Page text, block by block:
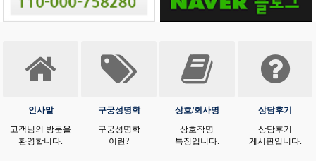
인사말
고객님의 방문을
환영합니다.
구궁성명학
구궁성명학
이란?
상호/회사명
상호작명
특징입니다.
상담후기
상담후기
게시판입니다.